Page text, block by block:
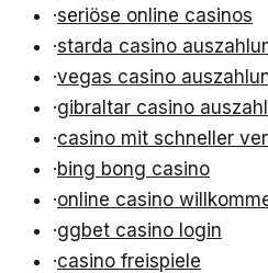
·seriöse online casinos
·starda casino
·vegas casino
·gibraltar casino
·casino mit schneller
·bing bong casino
·online casino
·ggbet casino login
·casino freispiele